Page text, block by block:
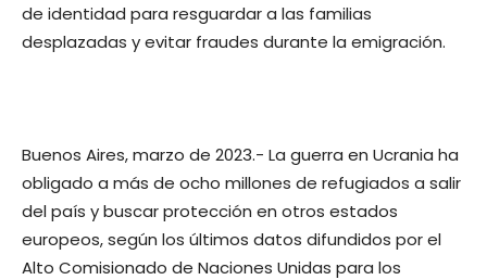
de identidad para resguardar a las familias
desplazadas y evitar fraudes durante la emigración.
Buenos Aires, marzo de 2023.- La guerra en Ucrania ha
obligado a más de ocho millones de refugiados a salir
del país y buscar protección en otros estados
europeos, según los últimos datos difundidos por el
Alto Comisionado de Naciones Unidas para los